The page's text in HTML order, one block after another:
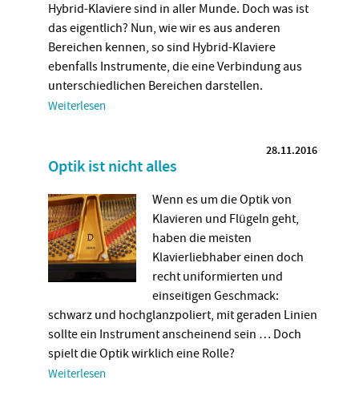
Hybrid-Klaviere sind in aller Munde. Doch was ist
das eigentlich? Nun, wie wir es aus anderen
Bereichen kennen, so sind Hybrid-Klaviere
ebenfalls Instrumente, die eine Verbindung aus
unterschiedlichen Bereichen darstellen.
Weiterlesen
28.11.2016
Optik ist nicht alles
Wenn es um die Optik von
Klavieren und Flügeln geht,
haben die meisten
Klavierliebhaber einen doch
recht uniformierten und
einseitigen Geschmack:
schwarz und hochglanzpoliert, mit geraden Linien
sollte ein Instrument anscheinend sein … Doch
spielt die Optik wirklich eine Rolle?
Weiterlesen